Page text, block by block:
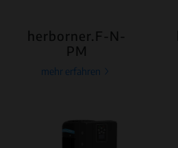
herborner.F-N-
PM
mehr erfahren